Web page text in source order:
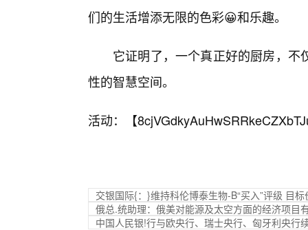
们的生活增添无限的色彩😀和乐趣。
它证明了，一个真正好的厨房，
性的智慧空间。
活动：【
交银国际{：}维持科伦博泰生物-B“买入”评级 目
俄总.统助理：俄美对能源及太空方面的经济项目
中国人民银!行与欧央行、瑞士央行、匈牙利央行